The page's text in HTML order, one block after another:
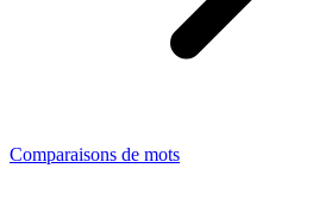
Comparaisons de mots